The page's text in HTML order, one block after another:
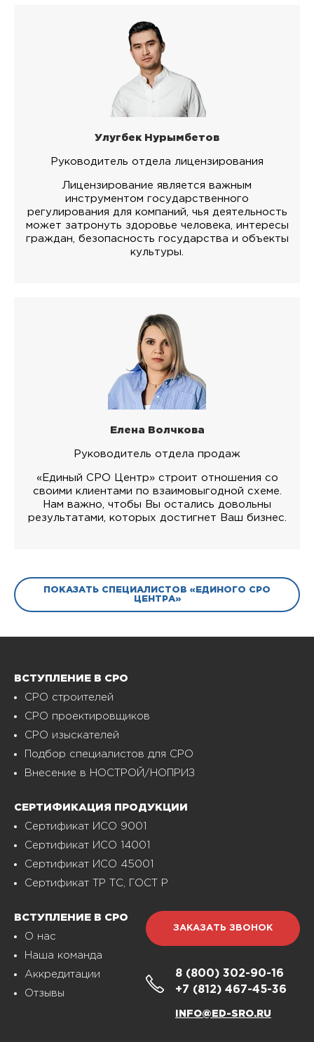
Улугбек Нурымбетов
Руководитель отдела лицензирования
Лицензирование является важным
инструментом государственного
регулирования для компаний, чья деятельность
может затронуть здоровье человека, интересы
граждан, безопасность государства и объекты
культуры.
Елена Волчкова
Руководитель отдела продаж
«Единый СРО Центр» строит отношения со
своими клиентами по взаимовыгодной схеме.
Нам важно, чтобы Вы остались довольны
результатами, которых достигнет Ваш бизнес.
ПОКАЗАТЬ СПЕЦИАЛИСТОВ «ЕДИНОГО СРО
ЦЕНТРА»
ВСТУПЛЕНИЕ В СРО
СРО строителей
СРО проектировщиков
СРО изыскателей
Подбор специалистов для СРО
Внесение в НОСТРОЙ/НОПРИЗ
СЕРТИФИКАЦИЯ ПРОДУКЦИИ
Сертификат ИСО 9001
Сертификат ИСО 14001
Сертификат ИСО 45001
Сертификат ТР ТС, ГОСТ Р
ВСТУПЛЕНИЕ В СРО
О нас
Наша команда
Аккредитации
Отзывы
ЗАКАЗАТЬ ЗВОНОК
8 (800) 302-90-16
+7 (812) 467-45-36
INFO@ED-SRO.RU